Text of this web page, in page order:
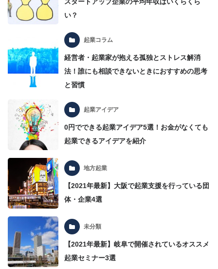
い？
起業コラム
経営者・起業家が抱える孤独とストレス解消
法！誰にも相談できないときにおすすめの思考
と習慣
起業アイデア
0円でできる起業アイデア5選！お金がなくても
起業できるアイデアを紹介
地方起業
【2021年最新】大阪で起業支援を行っている団
体・企業4選
未分類
【2021年最新】岐阜で開催されているオススメ
起業セミナー3選